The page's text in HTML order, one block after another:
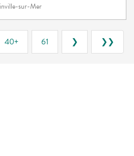
sur-Mer
40+ 61 ❯ ❯❯